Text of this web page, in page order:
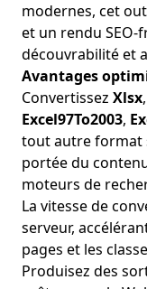
modernes, cet
et un rendu
découvrabilité et
Avantages
Convertissez Xlsx,
Excel97To2003,
tout autre format
portée du
moteurs de
La vitesse de
serveur,
pages et les
Produisez des